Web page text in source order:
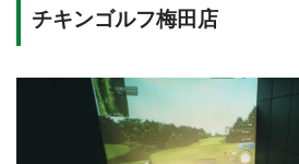
チキンゴルフ梅田店